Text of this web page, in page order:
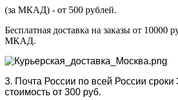
(за МКАД) - от 500 рублей.
Бесплатная доставка на заказы от 10000
МКАД.
3. Почта России по всей России сроки
стоимость от 300 руб.